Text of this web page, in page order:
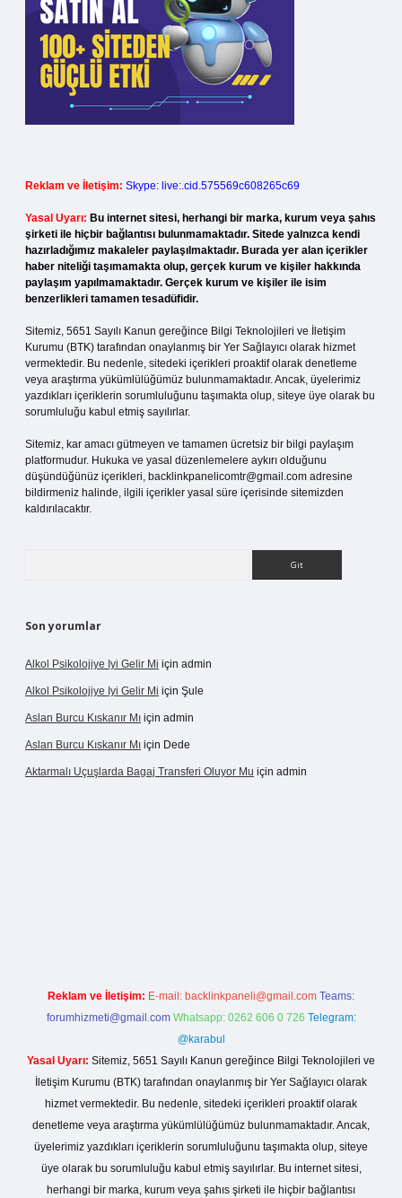
Reklam ve İletişim: Skype: live:.cid.575569c608265c69
Yasal Uyarı: Bu internet sitesi, herhangi bir marka, kurum veya şahıs
şirketi ile hiçbir bağlantısı bulunmamaktadır. Sitede yalnızca kendi
hazırladığımız makaleler paylaşılmaktadır. Burada yer alan içerikler
haber niteliği taşımamakta olup, gerçek kurum ve kişiler hakkında
paylaşım yapılmamaktadır. Gerçek kurum ve kişiler ile isim
benzerlikleri tamamen tesadüfidir.
Sitemiz, 5651 Sayılı Kanun gereğince Bilgi Teknolojileri ve İletişim
Kurumu (BTK) tarafından onaylanmış bir Yer Sağlayıcı olarak hizmet
vermektedir. Bu nedenle, sitedeki içerikleri proaktif olarak denetleme
veya araştırma yükümlülüğümüz bulunmamaktadır. Ancak, üyelerimiz
yazdıkları içeriklerin sorumluluğunu taşımakta olup, siteye üye olarak bu
sorumluluğu kabul etmiş sayılırlar.
Sitemiz, kar amacı gütmeyen ve tamamen ücretsiz bir bilgi paylaşım
platformudur. Hukuka ve yasal düzenlemelere aykırı olduğunu
düşündüğünüz içerikleri, backlinkpanelicomtr@gmail.com adresine
bildirmeniz halinde, ilgili içerikler yasal süre içerisinde sitemizden
kaldırılacaktır.
Son yorumlar
Alkol Psikolojiye Iyi Gelir Mi için admin
Alkol Psikolojiye Iyi Gelir Mi için Şule
Aslan Burcu Kıskanır Mı için admin
Aslan Burcu Kıskanır Mı için Dede
Aktarmalı Uçuşlarda Bagaj Transferi Oluyor Mu için admin
Reklam ve İletişim: E-mail: backlinkpaneli@gmail.com Teams:
forumhizmeti@gmail.com Whatsapp: 0262 606 0 726 Telegram:
@karabul
Yasal Uyarı: Sitemiz, 5651 Sayılı Kanun gereğince Bilgi Teknolojileri ve
İletişim Kurumu (BTK) tarafından onaylanmış bir Yer Sağlayıcı olarak
hizmet vermektedir. Bu nedenle, sitedeki içerikleri proaktif olarak
denetleme veya araştırma yükümlülüğümüz bulunmamaktadır. Ancak,
üyelerimiz yazdıkları içeriklerin sorumluluğunu taşımakta olup, siteye
üye olarak bu sorumluluğu kabul etmiş sayılırlar. Bu internet sitesi,
herhangi bir marka, kurum veya şahıs şirketi ile hiçbir bağlantısı